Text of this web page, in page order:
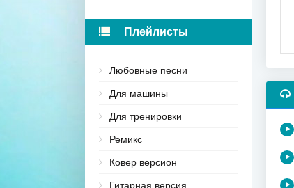
Плейлисты
Любовные песни
Для машины
Для тренировки
Ремикс
Ковер версион
Гитарная версия